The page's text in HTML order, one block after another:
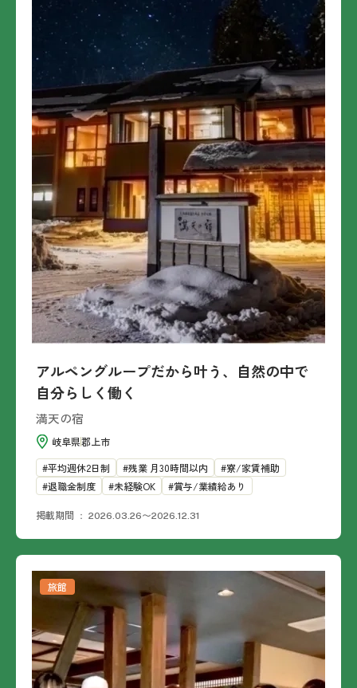
アルペングループだから叶う、自然の中で
自分らしく働く
満天の宿
岐阜県郡上市
平均週休2日制
残業 月30時間以内
寮/家賃補助
退職金制度
未経験OK 賞与/業績給あり
掲載期間 2026.03.26〜2026.12.31
旅館